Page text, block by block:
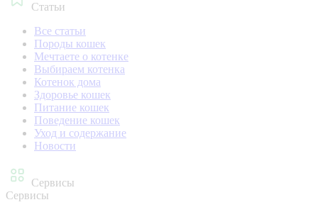
Статьи
Все статьи
Породы кошек
Мечтаете о котенке
Выбираем котенка
Котенок дома
Здоровье кошек
Питание кошек
Поведение кошек
Уход и содержание
Новости
Сервисы
Сервисы